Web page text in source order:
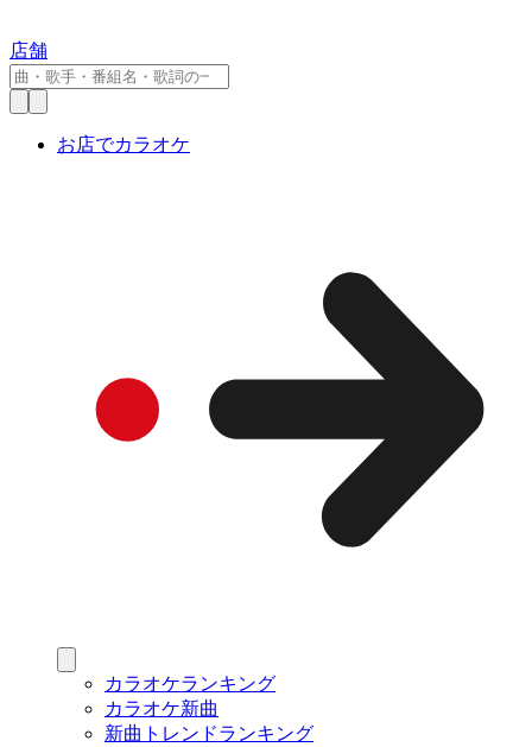
店舗
お店でカラオケ
カラオケランキング
カラオケ新曲
新曲トレンドランキング